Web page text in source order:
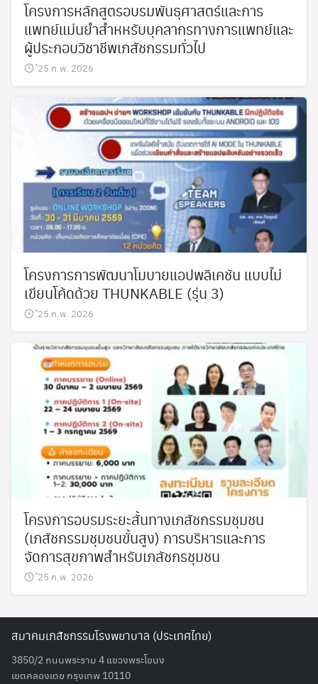
โครงการหลักสูตรอบรมพันธุศาสตร์และการ
แพทย์แม่นยำสำหหรับบุคลากรทางการแพทย์และ
ผู้ประกอบวิชาชีพเภสัชกรรมทั่วไป
๋25 ก.พ. 2026
โครงการการพัฒนาโมบายแอปพลิเคชัน แบบไม่
เขียนโค้ดด้วย THUNKABLE (รุ่น 3)
๋25 ก.พ. 2026
โครงการอบรมระยะสั้นทางเภสัชกรรมชุมชน
(เภสัชกรรมชุมชนขั้นสูง) การบริหารและการ
จัดการสุขภาพสำหรับเภสัชกรชุมชน
๋25 ก.พ. 2026
สมาคมเภสัชกรรมโรงพยาบาล (ประเทศไทย)
3850/2 ถนนพระราม 4 แขวงพระโขนง
เขตคลองเตย กรุงเทพ 10110